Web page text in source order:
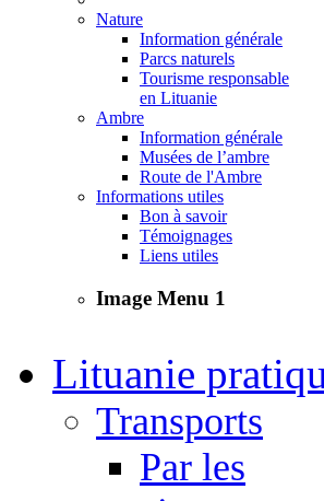
Nature
Information générale
Parcs naturels
Tourisme responsable
en Lituanie
Ambre
Information générale
Musées de l’ambre
Route de l'Ambre
Informations utiles
Bon à savoir
Témoignages
Liens utiles
Image Menu 1
Lituanie
Transports
Par les